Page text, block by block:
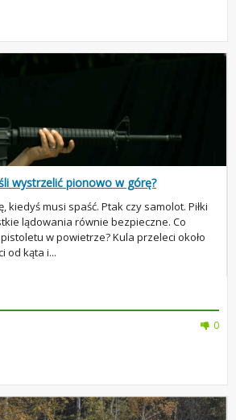
wystrzelić pionowo w górę?
kiedyś musi spaść. Ptak czy samolot. Piłki
lądowania równie bezpieczne. Co
w powietrze? Kula przeleci około
od kąta i...
0